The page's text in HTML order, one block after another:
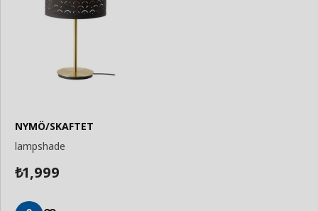
NYMÖ/SKAFTET
lampshade
₺1,999